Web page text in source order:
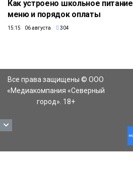
Как устроено школьное
меню и порядок оплаты
15:15 06 августа 304
Все права защищены © ООО
«Медиакомпания «Северный
город». 18+